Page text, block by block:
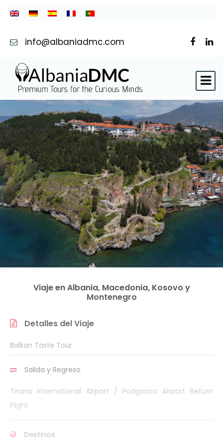
info@albaniadmc.com
Viaje en Albania, Macedonia, Kosovo y
Montenegro
Detalles del Viaje
Balkan Taste Tour
Salida y Regreso
Tirana International Airport / Podgorica Airport Return
Flight
Destinos